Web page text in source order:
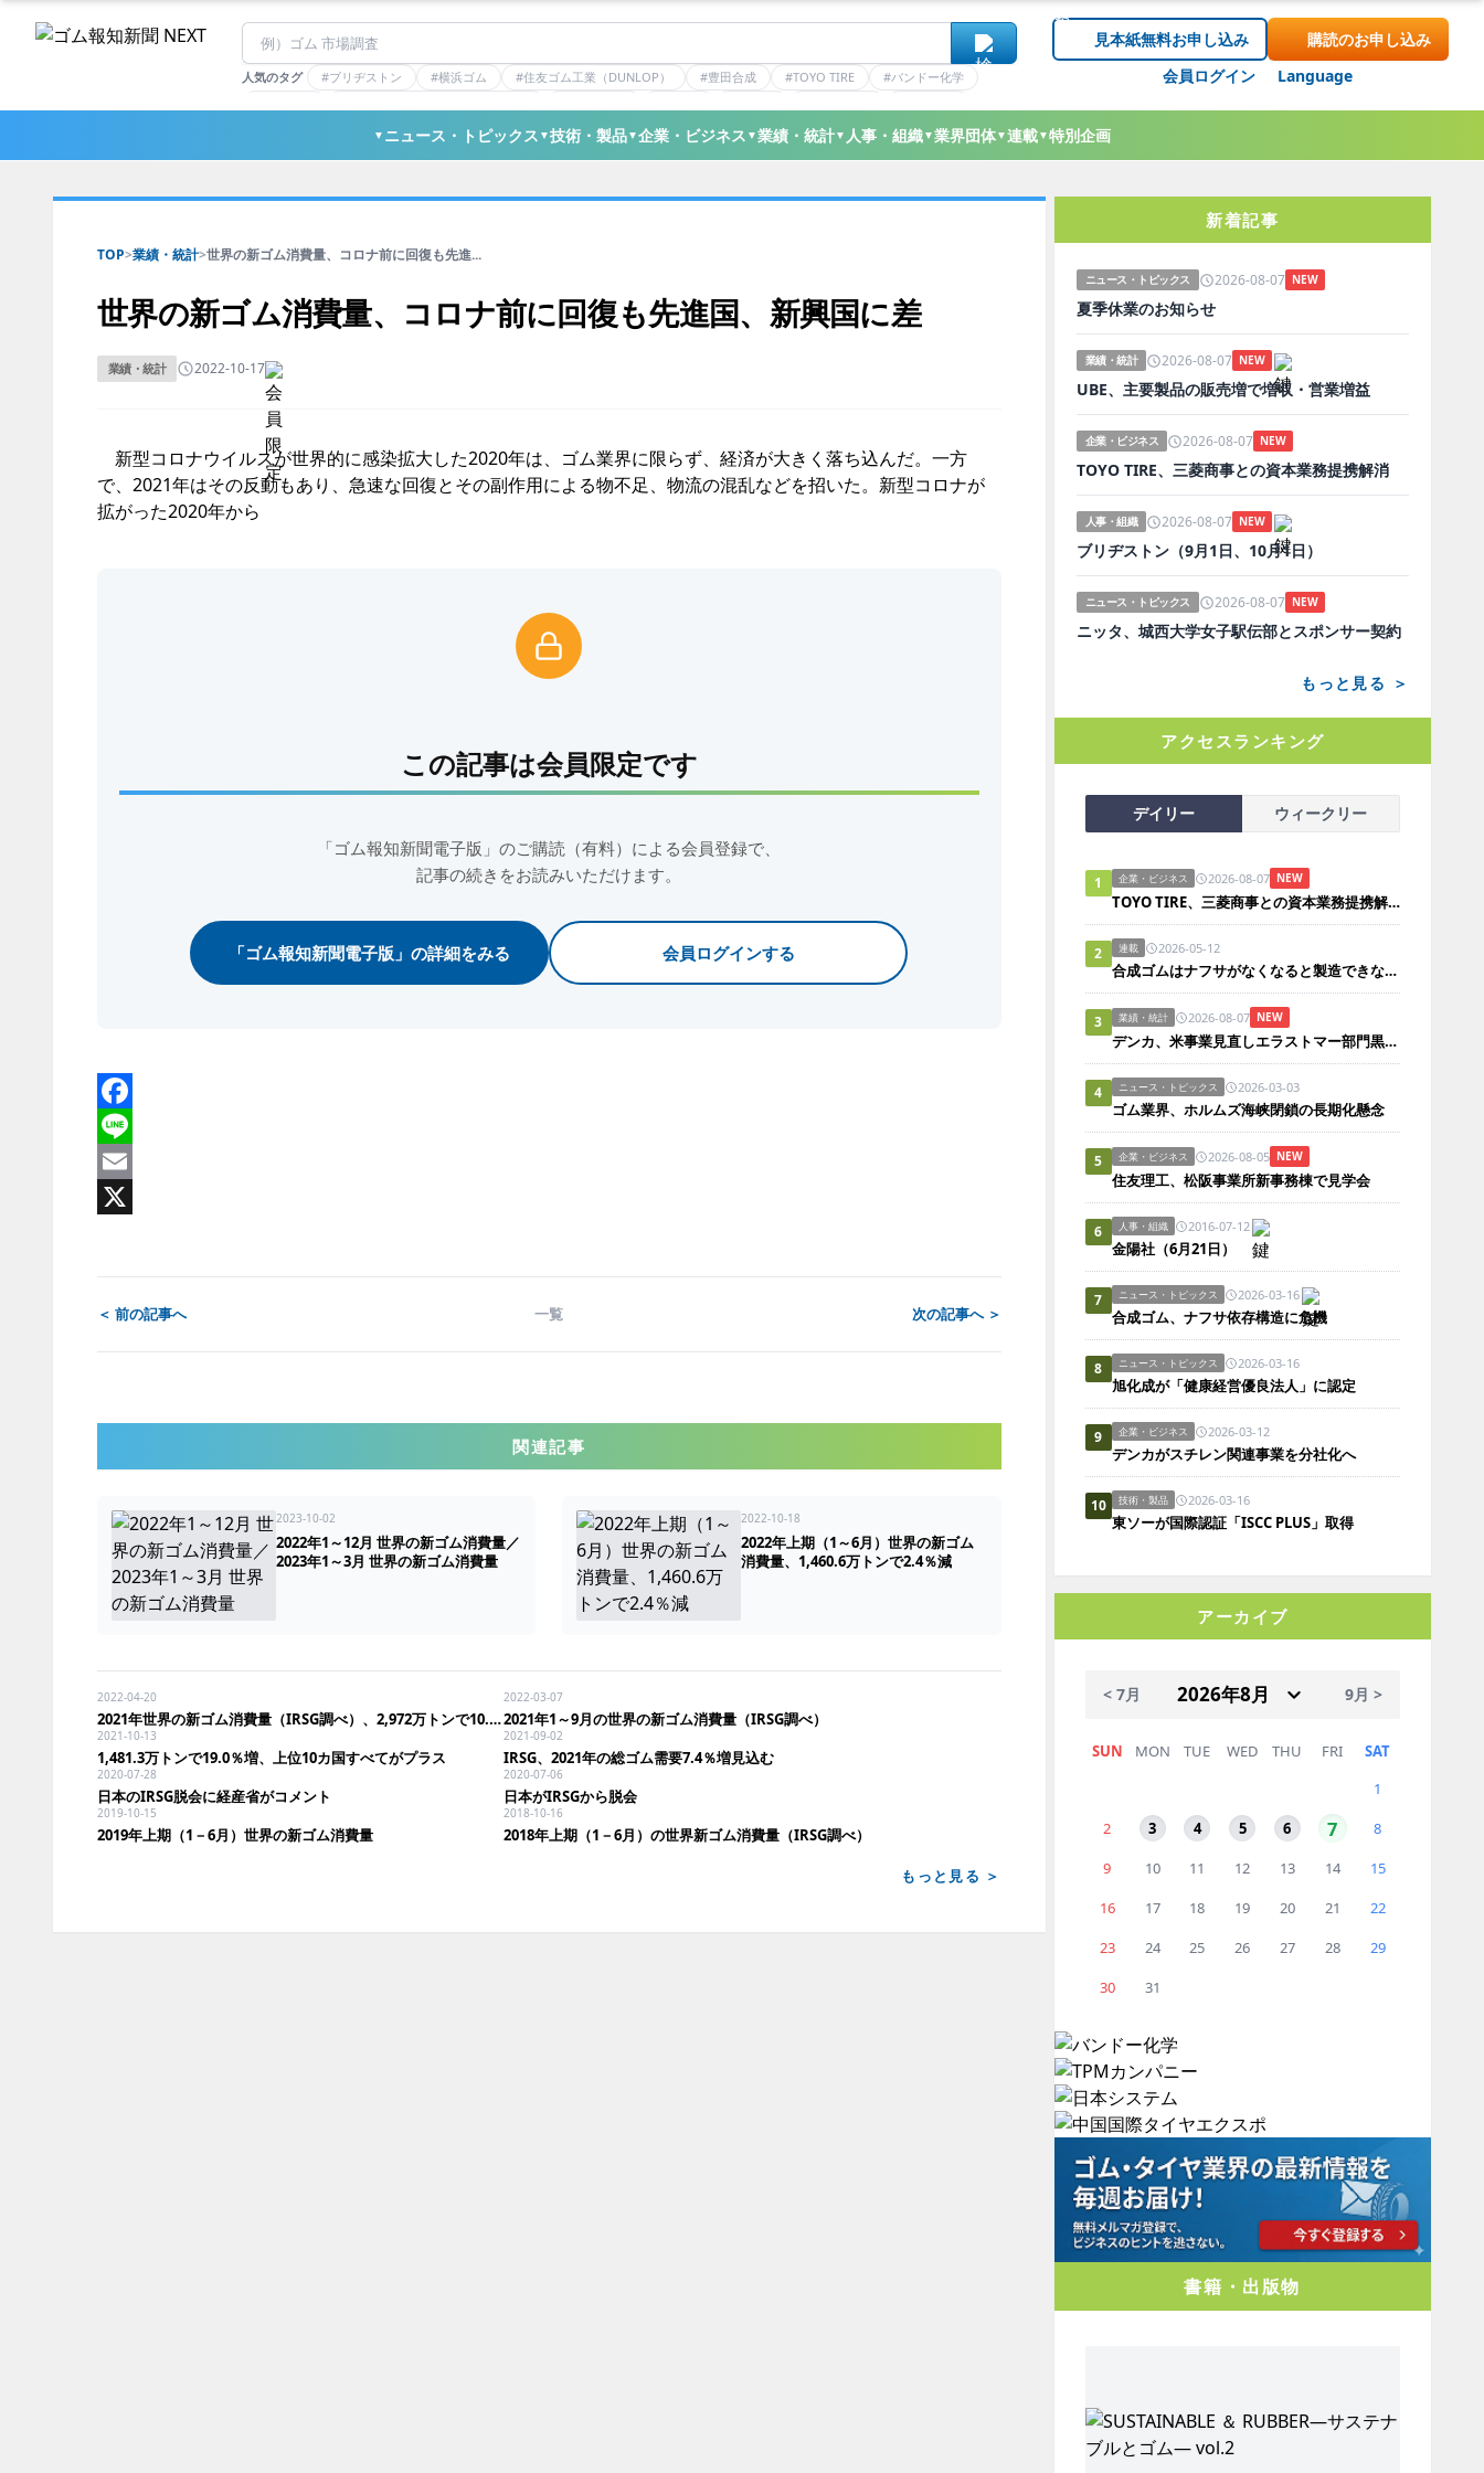
人気のタグ #ブリヂストン #横浜ゴム #住友ゴム工業（DUNLOP） #豊田合成 #TOYO TIRE
#バンドー化学
#東ソー
見本紙無料お申し込み
購読のお申し込み
会員ログイン
Language
▼ ニュース・トピックス ▼技術・製品▼企業・ビジネス ▼業績・統計▼ 人事・組織▼業界団体▼連載▼特別企画
TOP>業績・統計>世界の新ゴム消費量、コロナ前に回復も先進...
世界の新ゴム消費量、コロナ前に回復も先進国、新興国に差
業績・統計 2022-10-17
新型コロナウイルスが世界的に感染拡大した2020年は、ゴム業界に限らず、経済が大きく落ち込んだ。一方
で、2021年はその反動もあり、急速な回復とその副作用による物不足、物流の混乱などを招いた。新型コロナが
拡がった2020年から
この記事は会員限定です
「ゴム報知新聞電子版」のご購読（有料）による会員登録で、
記事の続きをお読みいただけます。
「ゴム報知新聞電子版」の詳細をみる 会員ログインする
Facebook
Line
Email
＜ 前の記事へ 一覧 次の記事へ ＞
関連記事
2023-10-02
2022年1～12月 世界の新ゴム消費量／
2023年1～3月 世界の新ゴム消費量
2022-10-18
2022年上期（1～6月）世界の新ゴム
消費量、1,460.6万トンで2.4％減
2022-04-20
2021年世界の新ゴム消費量（IRSG調べ）、2,972万トンで10.6％増
2022-03-07
2021年1～9月の世界の新ゴム消費量（IRSG調べ）
2021-10-13
1,481.3万トンで19.0％増、上位10カ国すべてがプラス
2021-09-02
IRSG、2021年の総ゴム需要7.4％増見込む
2020-07-28
日本のIRSG脱会に経産省がコメント
2020-07-06
日本がIRSGから脱会
2019-10-15
2019年上期（1－6月）世界の新ゴム消費量
2018-10-16
2018年上期（1－6月）の世界新ゴム消費量（IRSG調べ）
もっと見る ＞
新着記事
ニュース・トピックス 2026-08-07 NEW
夏季休業のお知らせ
業績・統計 2026-08-07 NEW
UBE、主要製品の販売増で増収・営業増益
企業・ビジネス 2026-08-07 NEW
TOYO TIRE、三菱商事との資本業務提携解消
人事・組織 2026-08-07 NEW
ブリヂストン（9月1日、10月1日）
ニュース・トピックス 2026-08-07 NEW
ニッタ、城西大学女子駅伝部とスポンサー契約
もっと見る ＞
アクセスランキング
デイリー ウィークリー
1 企業・ビジネス 2026-08-07 NEW
TOYO TIRE、三菱商事との資本業務提携解消
2 連載 2026-05-12
合成ゴムはナフサがなくなると製造できないのか？
3 業績・統計 2026-08-07 NEW
デンカ、米事業見直しエラストマー部門黒字化
4 ニュース・トピックス 2026-03-03
ゴム業界、ホルムズ海峡閉鎖の長期化懸念
5 企業・ビジネス 2026-08-05 NEW
住友理工、松阪事業所新事務棟で見学会
6 人事・組織 2016-07-12
金陽社（6月21日）
7 ニュース・トピックス 2026-03-16
合成ゴム、ナフサ依存構造に危機
8 ニュース・トピックス 2026-03-16
旭化成が「健康経営優良法人」に認定
9 企業・ビジネス 2026-03-12
デンカがスチレン関連事業を分社化へ
10 技術・製品 2026-03-16
東ソーが国際認証「ISCC PLUS」取得
アーカイブ
< 7月 9月 >
SUN MON TUE WED THU FRI
SAT
1
2
3 4 5 6 7
8
9
10 11 12 13 14
15
16
17 18 19 20 21
22
23
24 25 26 27 28
29
30
31
書籍・出版物